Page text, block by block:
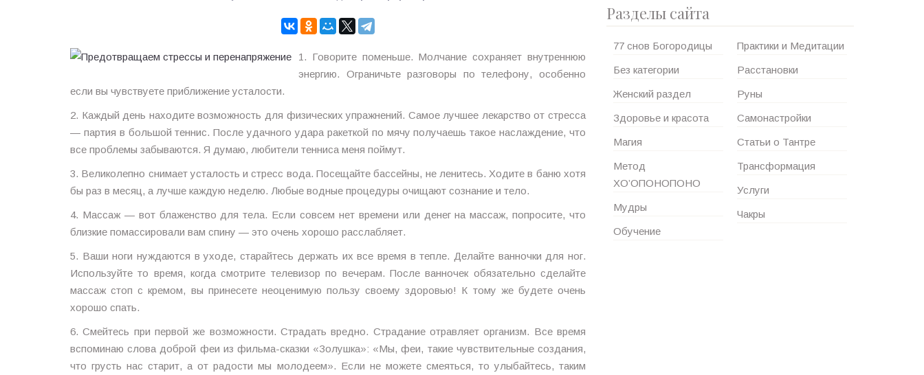
1. Говорите поменьше. Молчание сохраняет внутреннюю
энергию. Ограничьте разговоры по телефону, особенно
если вы чувствуете приближение усталости.
2. Каждый день находите возможность для физических упражнений. Самое лучшее лекарство от стресса
— партия в большой теннис. После удачного удара ракеткой по мячу получаешь такое наслаждение, что
все проблемы забываются. Я думаю, любители тенниса меня поймут.
3. Великолепно снимает усталость и стресс вода. Посещайте бассейны, не ленитесь. Ходите в баню хотя
бы раз в месяц, а лучше каждую неделю. Любые водные процедуры очищают сознание и тело.
4. Массаж — вот блаженство для тела. Если совсем нет времени или денег на массаж, попросите, что
близкие помассировали вам спину — это очень хорошо расслабляет.
5. Ваши ноги нуждаются в уходе, старайтесь держать их все время в тепле. Делайте ванночки для ног.
Используйте то время, когда смотрите телевизор по вечерам. После ванночек обязательно сделайте
массаж стоп с кремом, вы принесете неоценимую пользу своему здоровью! К тому же будете очень
хорошо спать.
6. Смейтесь при первой же возможности. Страдать вредно. Страдание отравляет организм. Все время
вспоминаю слова доброй феи из фильма-сказки «Золушка»: «Мы, феи, такие чувствительные создания,
что грусть нас старит, а от радости мы молодеем». Если не можете смеяться, то улыбайтесь, таким
Разделы сайта
77 снов Богородицы
Без категории
Женский раздел
Здоровье и красота
Магия
Метод
ХО’ОПОНОПОНО
Мудры
Обучение
Практики и Медитации
Расстановки
Руны
Самонастройки
Статьи о Тантре
Трансформация
Услуги
Чакры